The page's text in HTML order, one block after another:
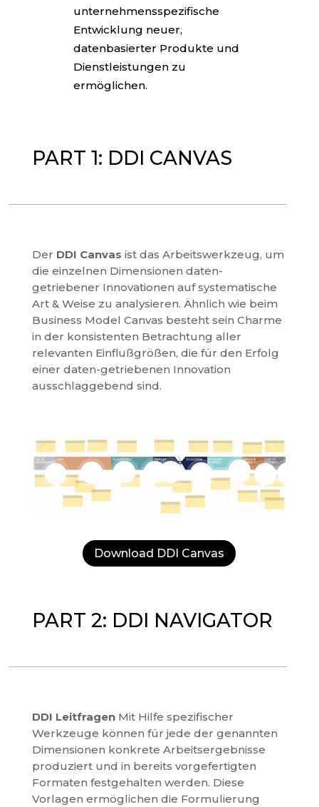
unternehmensspezifische
Entwicklung neuer,
datenbasierter Produkte und
Dienstleistungen zu
ermöglichen.
PART 1: DDI CANVAS
Der DDI Canvas ist das Arbeitswerkzeug, um
die einzelnen Dimensionen daten-
getriebener Innovationen auf systematische
Art & Weise zu analysieren. Ähnlich wie beim
Business Model Canvas besteht sein Charme
in der konsistenten Betrachtung aller
relevanten Einflußgrößen, die für den Erfolg
einer daten-getriebenen Innovation
ausschlaggebend sind.
Download DDI Canvas
PART 2: DDI NAVIGATOR
DDI Leitfragen Mit Hilfe spezifischer
Werkzeuge können für jede der genannten
Dimensionen konkrete Arbeitsergebnisse
produziert und in bereits vorgefertigten
Formaten festgehalten werden. Diese
Vorlagen ermöglichen die Formulierung